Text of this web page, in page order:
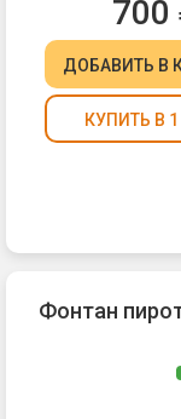
700
ДОБАВИТЬ В
КУПИТЬ В
Фонтан